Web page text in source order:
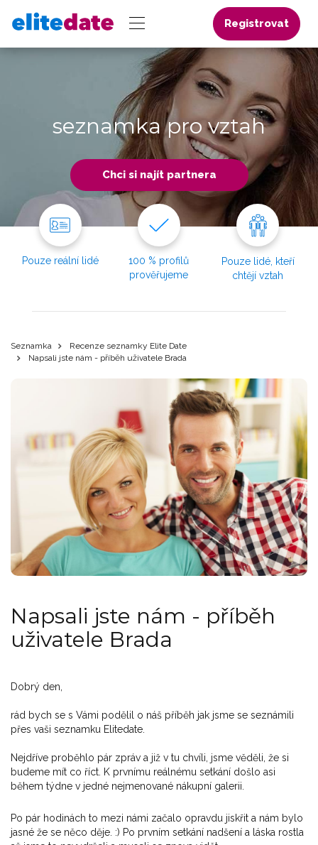
Registrovat
seznamka pro vztah
Chci si najít partnera
Pouze reální lidé
100 % profilů
prověřujeme
Pouze lidé, kteří
chtějí vztah
Seznamka
Recenze seznamky Elite Date
Napsali jste nám - příběh uživatele Brada
Napsali jste nám - příběh
uživatele Brada
Dobrý den,
rád bych se s Vámi podělil o náš příběh jak jsme se seznámili
přes vaši seznamku Elitedate.
Nejdříve proběhlo pár zpráv a již v tu chvíli, jsme věděli, že si
budeme mít co říct. K prvnímu reálnému setkání došlo asi
během týdne v jedné nejmenované nákupní galerii.
Po pár hodinách to mezi námi začalo opravdu jiskřit a nám bylo
jasné že se něco děje. :) Po prvním setkání nadšení a láska rostla